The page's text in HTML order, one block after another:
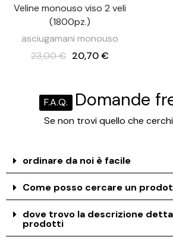
Veline monouso viso 2 veli
(1800pz.)
asciugamani monouso
23,00 € 20,70 €
F.A.Q. Domande
Se non trovi quello che
ordinare da noi è facile
Come posso cercare un
dove trovo la descrizione
prodotti